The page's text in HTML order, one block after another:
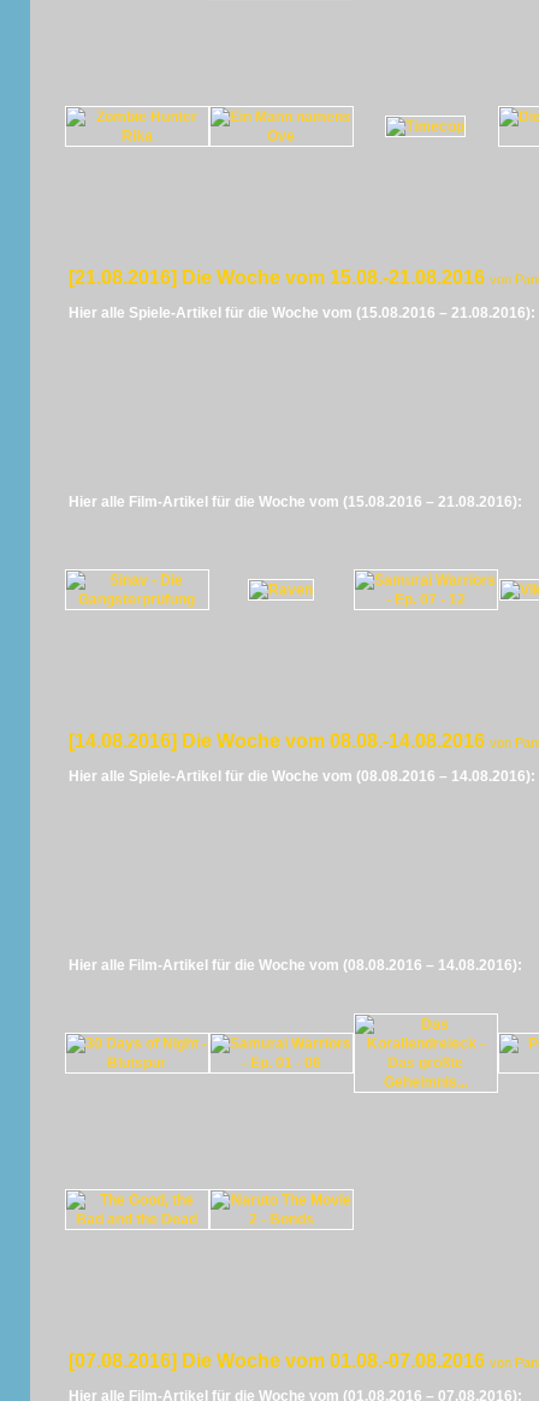
[21.08.2016] Die Woche vom 15.08.-21.08.2016 von
Hier alle Spiele-Artikel für die Woche vom (15.08.2016 – 21.08.2016):
Hier alle Film-Artikel für die Woche vom (15.08.2016 – 21.08.2016):
[14.08.2016] Die Woche vom 08.08.-14.08.2016 von
Hier alle Spiele-Artikel für die Woche vom (08.08.2016 – 14.08.2016):
Hier alle Film-Artikel für die Woche vom (08.08.2016 – 14.08.2016):
[07.08.2016] Die Woche vom 01.08.-07.08.2016 von
Hier alle Film-Artikel für die Woche vom (01.08.2016 – 07.08.2016):